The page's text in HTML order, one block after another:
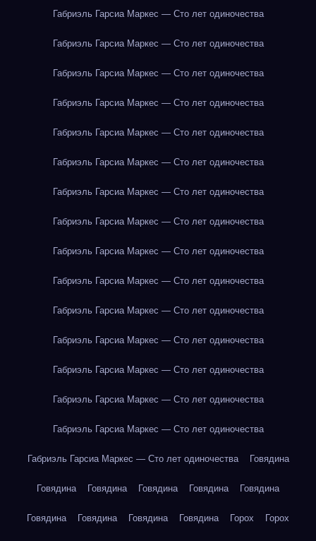
Габриэль Гарсиа Маркес — Сто лет одиночества
Габриэль Гарсиа Маркес — Сто лет одиночества
Габриэль Гарсиа Маркес — Сто лет одиночества
Габриэль Гарсиа Маркес — Сто лет одиночества
Габриэль Гарсиа Маркес — Сто лет одиночества
Габриэль Гарсиа Маркес — Сто лет одиночества
Габриэль Гарсиа Маркес — Сто лет одиночества
Габриэль Гарсиа Маркес — Сто лет одиночества
Габриэль Гарсиа Маркес — Сто лет одиночества
Габриэль Гарсиа Маркес — Сто лет одиночества
Габриэль Гарсиа Маркес — Сто лет одиночества
Габриэль Гарсиа Маркес — Сто лет одиночества
Габриэль Гарсиа Маркес — Сто лет одиночества
Габриэль Гарсиа Маркес — Сто лет одиночества
Габриэль Гарсиа Маркес — Сто лет одиночества
Габриэль Гарсиа Маркес — Сто лет одиночества Говядина
Говядина Говядина Говядина Говядина Говядина
Говядина Говядина Говядина Говядина Горох Горох